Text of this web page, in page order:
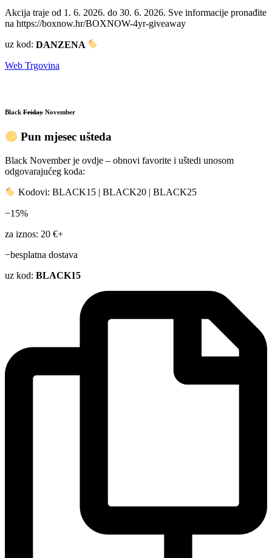
Akcija traje od 1. 6. 2026. do 30. 6. 2026. Sve informacije pronađite
na https://boxnow.hr/BOXNOW-4yr-giveaway
uz kod: DANZENA
Web Trgovina
Black Friday November
Pun mjesec ušteda
Black November je ovdje – obnovi favorite i uštedi unosom
odgovarajućeg koda:
Kodovi: BLACK15 | BLACK20 | BLACK25
−15%
za iznos: 20 €+
−besplatna dostava
uz kod: BLACK15